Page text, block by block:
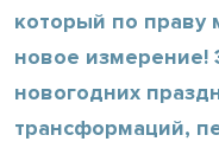
который по праву
новое измерение!
новогодних
трансформаций,